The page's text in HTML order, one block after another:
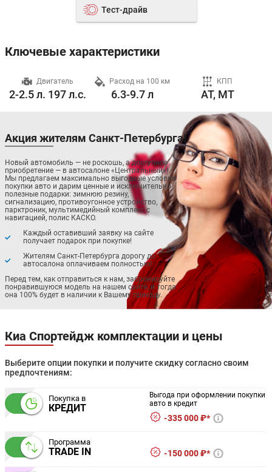
Тест-драйв
Ключевые характеристики
Двигатель
2-2.5 л. 197 л.с.
Расход на 100 км
6.3-9.7 л
КПП
AT, MT
Акция жителям Санкт-Петербурга!
Новый автомобиль — не роскошь, а доступное
приобретение — в автосалоне «Центральный»!
Мы предлагаем максимально выгодные условия
покупки авто и дарим ценные и исключительно
полезные подарки: зимнюю резину,
сигнализацию, противоугонное устройство,
парктроник, мультимедийный комплекс с
навигацией, полис КАСКО.
Каждый оставивший заявку на сайте
получает подарок при покупке!
Жителям Санкт-Петербурга дорогу до
автосалона оплачиваем полностью!
Перед тем, как отправиться к нам, забронируйте
понравившуюся модель на нашем сайте, и тогда
она 100% будет в наличии к Вашему приезду.
Киа Спортейдж комплектации и цены
Выберите опции покупки и получите скидку согласно своим
предпочтениям:
Покупка в
КРЕДИТ
Выгода при оформлении покупки
авто в кредит
335 000 ₽*
Программа
TRADE IN 150 000 ₽*